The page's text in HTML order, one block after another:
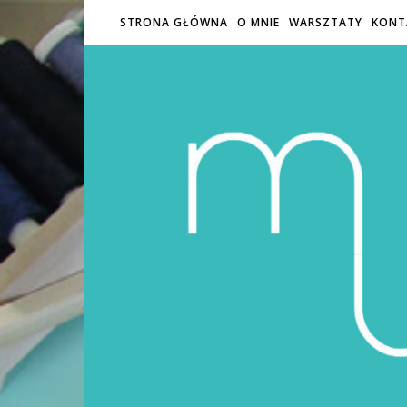
STRONA GŁÓWNA O MNIE WARSZTATY